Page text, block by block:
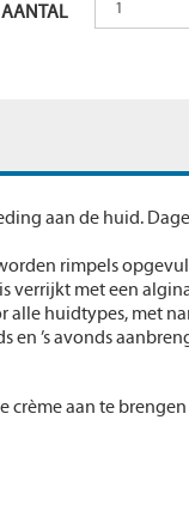
AANTAL
aan de huid.
rimpels
verrijkt met een
huidtypes, met
en ’s avonds
crème aan te